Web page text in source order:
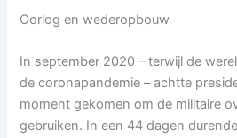
Oorlog en wederopbouw
In september 2020 – terwijl de
de coronapandemie – achtte
moment gekomen om de militaire
gebruiken. In een 44 dagen